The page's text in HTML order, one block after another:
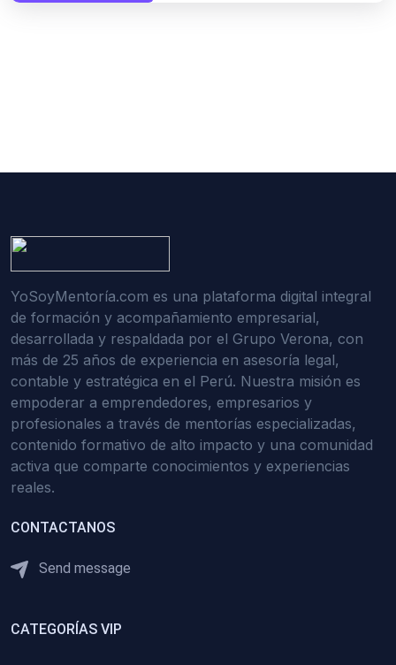
YoSoyMentoría.com es una plataforma digital integral
de formación y acompañamiento empresarial,
desarrollada y respaldada por el Grupo Verona, con
más de 25 años de experiencia en asesoría legal,
contable y estratégica en el Perú. Nuestra misión es
empoderar a emprendedores, empresarios y
profesionales a través de mentorías especializadas,
contenido formativo de alto impacto y una comunidad
activa que comparte conocimientos y experiencias
reales.
CONTACTANOS
Send message
CATEGORÍAS VIP